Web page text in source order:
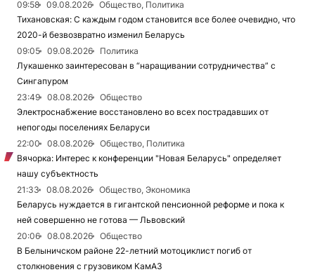
09:58 09.08.2026
Общество, Политика
Тихановская: С каждым годом становится все более очевидно, что
2020-й безвозвратно изменил Беларусь
09:05
09.08.2026
Политика
Лукашенко заинтересован в “наращивании сотрудничества” с
Сингапуром
23:49
08.08.2026
Общество
Электроснабжение восстановлено во всех пострадавших от
непогоды поселениях Беларуси
22:00
08.08.2026
Общество, Политика
Вячорка: Интерес к конференции "Новая Беларусь" определяет
нашу субъектность
21:33
08.08.2026
Общество, Экономика
Беларусь нуждается в гигантской пенсионной реформе и пока к
ней совершенно не готова — Львовский
20:06
08.08.2026
Общество
В Белыничском районе 22-летний мотоциклист погиб от
столкновения с грузовиком КамАЗ